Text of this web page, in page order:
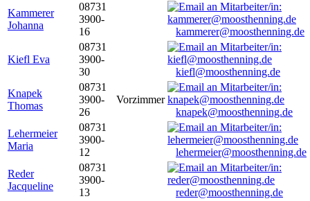
Kammerer
Johanna
08731
3900-
16
kammerer@moosthenning.de
Kiefl Eva
08731
3900-
30
kiefl@moosthenning.de
Knapek
Thomas
08731
3900-
26
Vorzimmer
knapek@moosthenning.de
Lehermeier
Maria
08731
3900-
12
lehermeier@moosthenning.de
Reder
Jacqueline
08731
3900-
13
reder@moosthenning.de